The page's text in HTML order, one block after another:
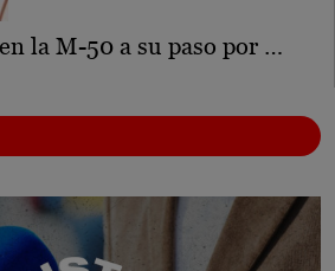
la M-50 a su paso por …